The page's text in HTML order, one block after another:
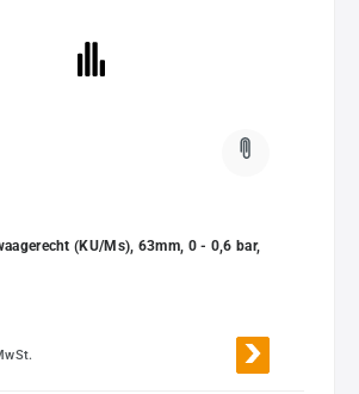
(KU/Ms), 63mm, 0 - 0,6 bar,